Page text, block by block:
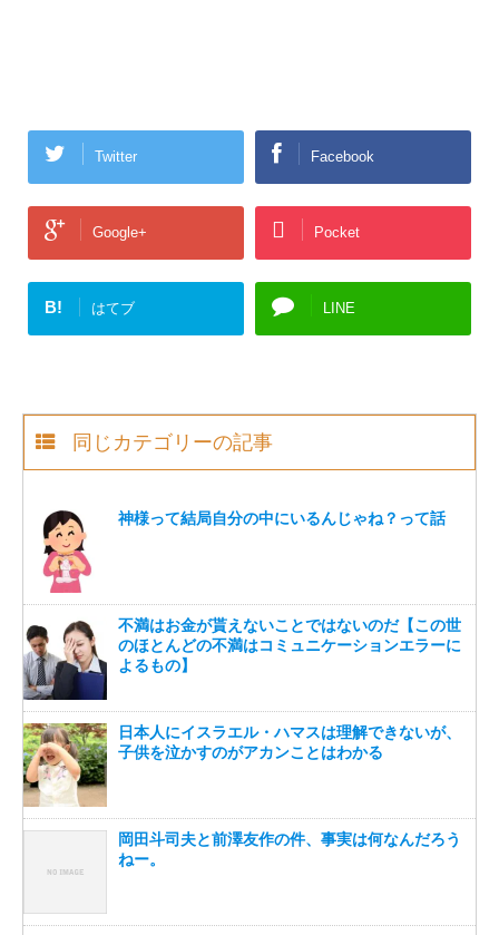
Twitter Facebook
Google+ Pocket
B! はてブ LINE
同じカテゴリーの記事
神様って結局自分の中にいるんじゃね？って話
不満はお金が貰えないことではないのだ【この世
のほとんどの不満はコミュニケーションエラーに
よるもの】
日本人にイスラエル・ハマスは理解できないが、
子供を泣かすのがアカンことはわかる
岡田斗司夫と前澤友作の件、事実は何なんだろう
ねー。